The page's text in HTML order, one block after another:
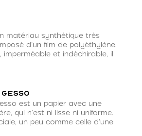
matériau synthétique très
d’un film de polyéthylène.
imperméable et indéchirable, il
est un papier avec une
qui n’est ni lisse ni uniforme.
un peu comme celle d’une